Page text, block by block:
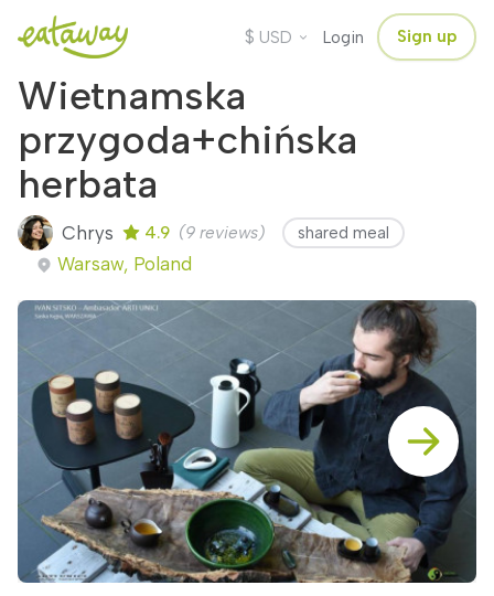
$ USD Login Sign up
Wietnamska
przygoda+chińska
herbata
Chrys 4.9 (9 reviews) shared meal
Warsaw, Poland